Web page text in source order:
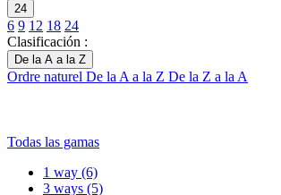
24
6 9 12 18 24
Clasificación :
De la A a la Z
Ordre naturel De la A a la Z De la Z a la A
Todas las gamas
1 way (6)
3 ways (5)